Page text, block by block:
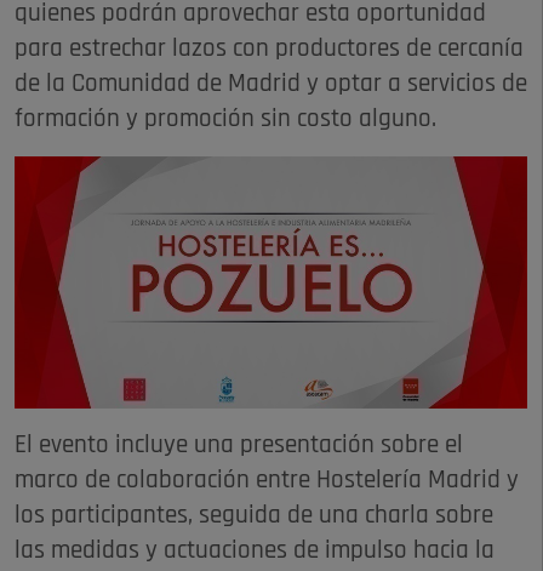
quienes podrán aprovechar esta oportunidad
para estrechar lazos con productores de cercanía
de la Comunidad de Madrid y optar a servicios de
formación y promoción sin costo alguno.
El evento incluye una presentación sobre el
marco de colaboración entre Hostelería Madrid y
los participantes, seguida de una charla sobre
las medidas y actuaciones de impulso hacia la